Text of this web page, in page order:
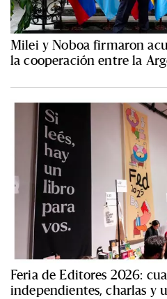
Milei y Noboa firmaron
la cooperación entre la
Feria de Editores 2026:
independientes, charlas y